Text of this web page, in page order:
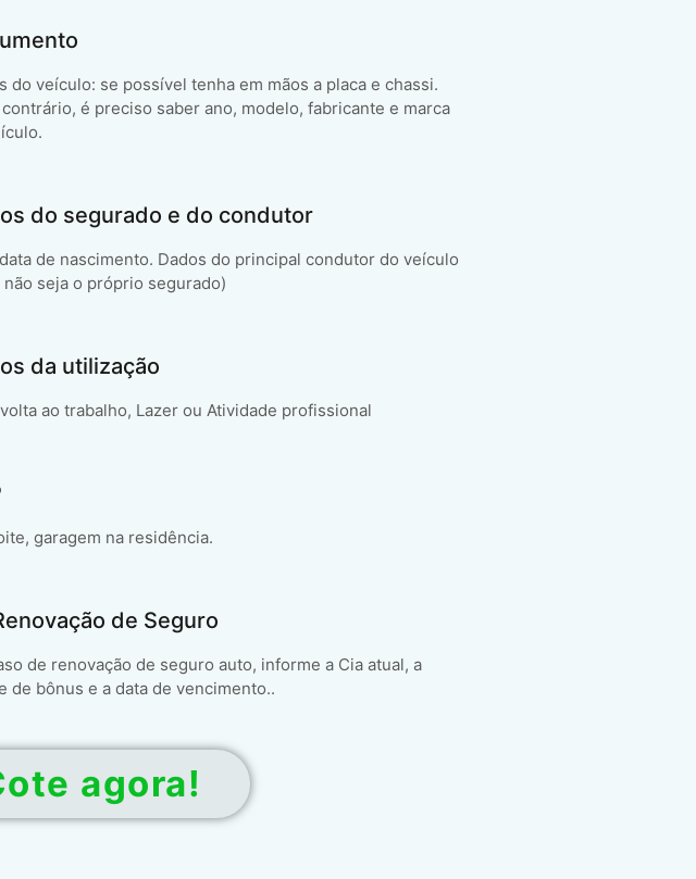
do veículo: se possível tenha em mãos a placa e chassi.
contrário, é preciso saber ano, modelo, fabricante e marca
do segurado e do condutor
de nascimento. Dados do principal condutor do veículo
não seja o próprio segurado)
da utilização
ao trabalho, Lazer ou Atividade profissional
garagem na residência.
de Seguro
de renovação de seguro auto, informe a Cia atual, a
de bônus e a data de vencimento..
agora!